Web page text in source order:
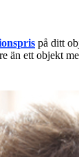
på ditt
än ett objekt